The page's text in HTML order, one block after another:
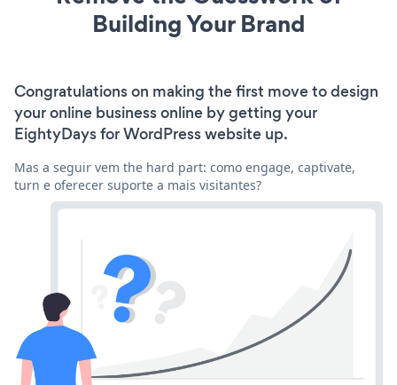
Building Your Brand
Congratulations on making the first move to design
your online business online by getting your
EightyDays for WordPress website up.
Mas a seguir vem the hard part: como engage, captivate,
turn e oferecer suporte a mais visitantes?